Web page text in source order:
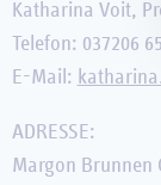
Katharina Voit,
Telefon: 037206
E-Mail:
ADRESSE:
Margon Brunnen